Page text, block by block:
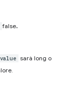
false.
value
sarà long o